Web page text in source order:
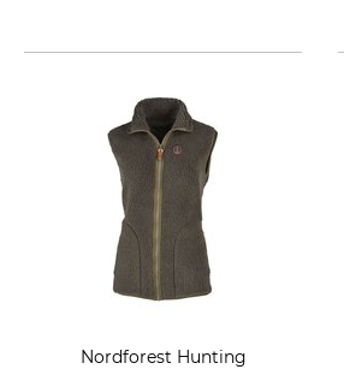
Nordforest Hunting